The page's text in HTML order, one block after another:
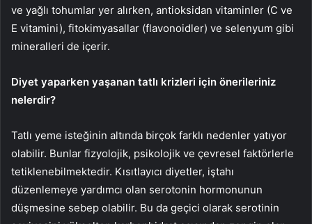
ve yağlı tohumlar yer alırken, antioksidan vitaminler (C ve
E vitamini), fitokimyasallar (flavonoidler) ve selenyum gibi
mineralleri de içerir.
Diyet yaparken yaşanan tatlı krizleri için önerileriniz
nelerdir?
Tatlı yeme isteğinin altında birçok farklı nedenler yatıyor
olabilir. Bunlar fizyolojik, psikolojik ve çevresel faktörlerle
tetiklenebilmektedir. Kısıtlayıcı diyetler, iştahı
düzenlemeye yardımcı olan serotonin hormonunun
düşmesine sebep olabilir. Bu da geçici olarak serotinin